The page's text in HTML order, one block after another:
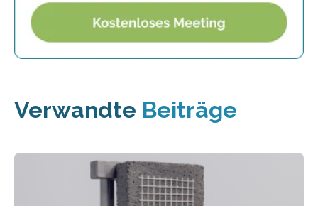
Verwandte Beiträge